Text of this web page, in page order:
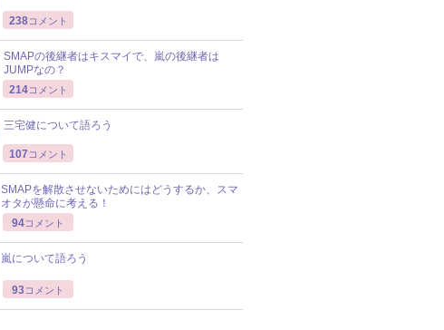
238コメント
SMAPの後継者はキスマイで、嵐の後継者は
JUMPなの？
214コメント
三宅健について語ろう
107 コメント
SMAPを解散させないためにはどうするか、スマ
オタが懸命に考える！
94コメント
嵐について語ろう
93コメント